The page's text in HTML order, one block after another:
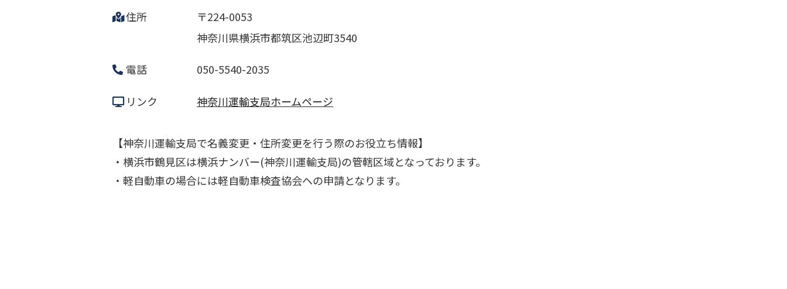
住所
〒224-0053
神奈川県横浜市都筑区池辺町3540
電話 050-5540-2035
リンク 神奈川運輸支局ホームページ
【神奈川運輸支局で名義変更・住所変更を行う際のお役立ち情報】
・横浜市鶴見区は横浜ナンバー(神奈川運輸支局)の管轄区域となっております。
・軽自動車の場合には軽自動車検査協会への申請となります。